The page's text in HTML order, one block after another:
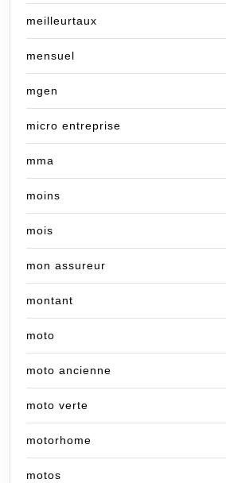
meilleurtaux
mensuel
mgen
micro entreprise
mma
moins
mois
mon assureur
montant
moto
moto ancienne
moto verte
motorhome
motos